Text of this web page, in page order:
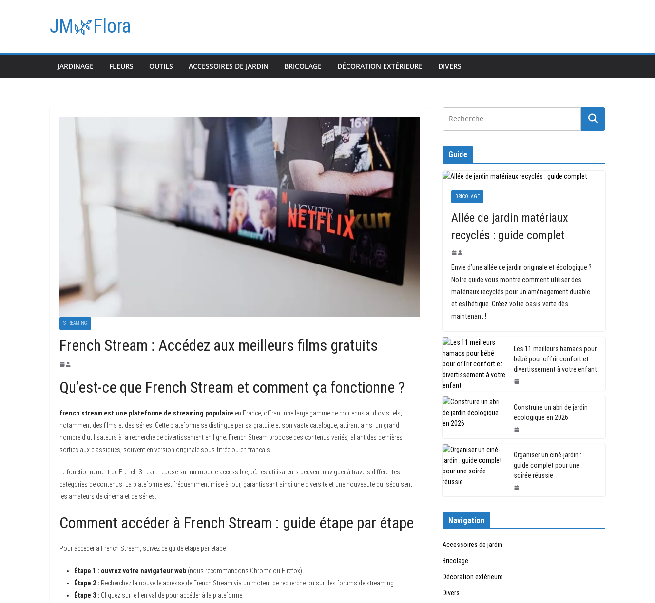
JM🌿Flora
JARDINAGE FLEURS OUTILS ACCESSOIRES DE JARDIN BRICOLAGE DÉCORATION EXTÉRIEURE DIVERS
STREAMING
French Stream : Accédez aux meilleurs films gratuits
Qu’est-ce que French Stream et comment ça fonctionne ?
french stream est une plateforme de streaming populaire en France, offrant une large gamme de contenus audiovisuels,
notamment des films et des séries. Cette plateforme se distingue par sa gratuité et son vaste catalogue, attirant ainsi un grand
nombre d’utilisateurs à la recherche de divertissement en ligne. French Stream propose des contenus variés, allant des dernières
sorties aux classiques, souvent en version originale sous-titrée ou en français.
Le fonctionnement de French Stream repose sur un modèle accessible, où les utilisateurs peuvent naviguer à travers différentes
catégories de contenus. La plateforme est fréquemment mise à jour, garantissant ainsi une diversité et une nouveauté qui séduisent
les amateurs de cinéma et de séries.
Comment accéder à French Stream : guide étape par étape
Pour accéder à French Stream, suivez ce guide étape par étape :
Étape 1 : ouvrez votre navigateur web (nous recommandons Chrome ou Firefox).
Étape 2 : Recherchez la nouvelle adresse de French Stream via un moteur de recherche ou sur des forums de streaming.
Étape 3 : Cliquez sur le lien valide pour accéder à la plateforme.
Guide
BRICOLAGE
Allée de jardin matériaux
recyclés : guide complet
Envie d’une allée de jardin originale et écologique ?
Notre guide vous montre comment utiliser des
matériaux recyclés pour un aménagement durable
et esthétique. Créez votre oasis verte dès
maintenant !
Les 11 meilleurs hamacs pour
bébé pour offrir confort et
divertissement à votre enfant
Construire un abri de jardin
écologique en 2026
Organiser un ciné-jardin :
guide complet pour une
soirée réussie
Navigation
Accessoires de jardin
Bricolage
Décoration extérieure
Divers